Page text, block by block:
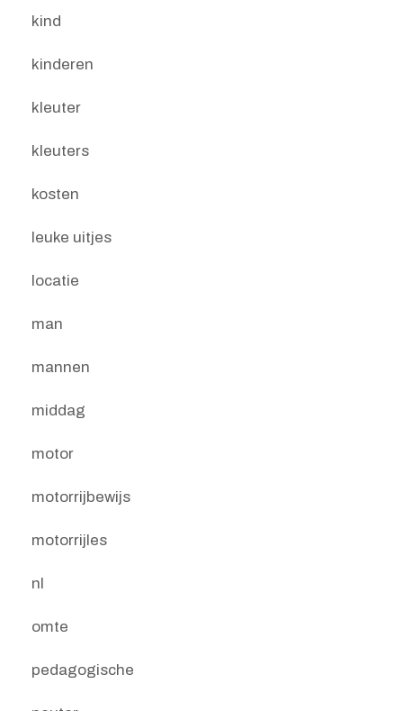
kind
kinderen
kleuter
kleuters
kosten
leuke uitjes
locatie
man
mannen
middag
motor
motorrijbewijs
motorrijles
nl
omte
pedagogische